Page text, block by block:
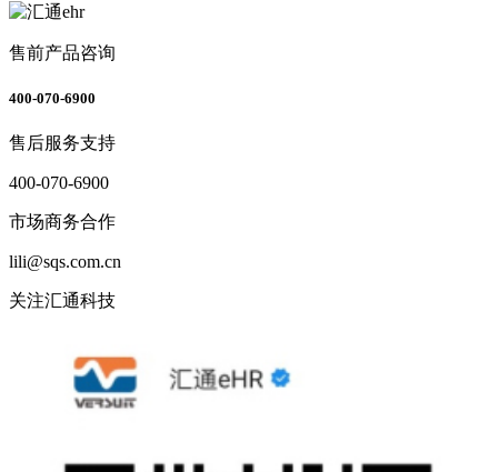
售前产品咨询
400-070-6900
售后服务支持
400-070-6900
市场商务合作
lili@sqs.com.cn
关注汇通科技